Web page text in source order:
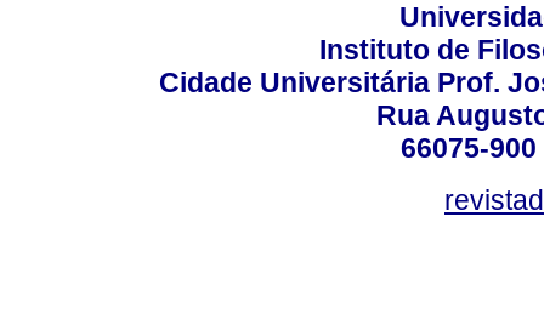
Instituto de
Cidade Universitária Prof.
Rua
66075-